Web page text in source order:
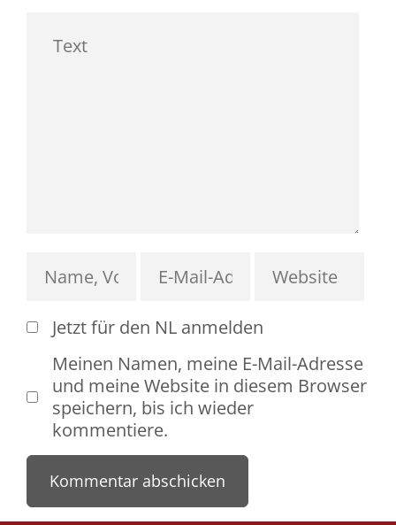
Jetzt für den NL anmelden
Meinen Namen, meine E-Mail-Adresse
und meine Website in diesem Browser
speichern, bis ich wieder
kommentiere.